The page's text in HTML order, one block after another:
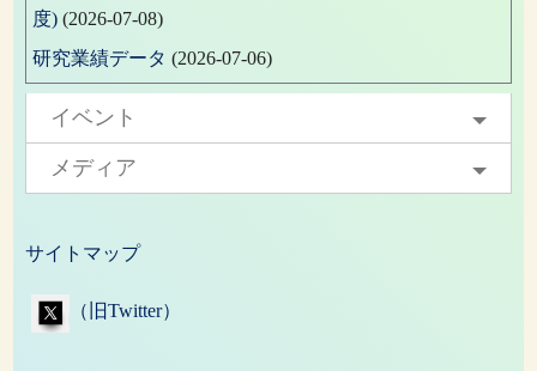
度) (2026-07-08)
研究業績データ (2026-07-06)
イベント
メディア
サイトマップ
（旧Twitter）